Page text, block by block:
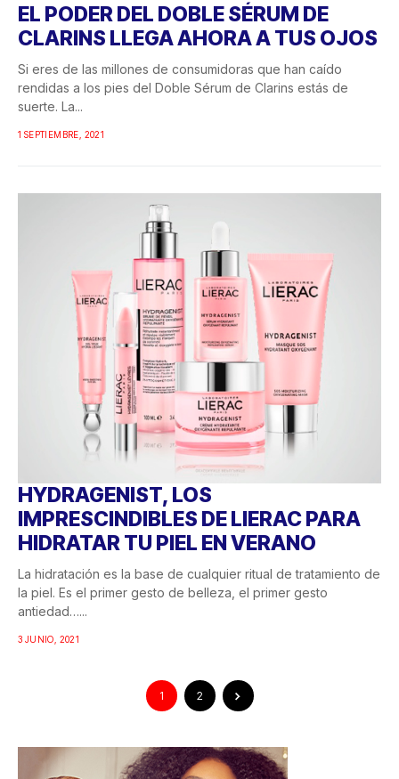
EL PODER DEL DOBLE SÉRUM DE
CLARINS LLEGA AHORA A TUS OJOS
Si eres de las millones de consumidoras que han caído
rendidas a los pies del Doble Sérum de Clarins estás de
suerte. La...
1 SEPTIEMBRE, 2021
HYDRAGENIST, LOS
IMPRESCINDIBLES DE LIERAC PARA
HIDRATAR TU PIEL EN VERANO
La hidratación es la base de cualquier ritual de tratamiento de
la piel. Es el primer gesto de belleza, el primer gesto
antiedad…...
3 JUNIO, 2021
1 2